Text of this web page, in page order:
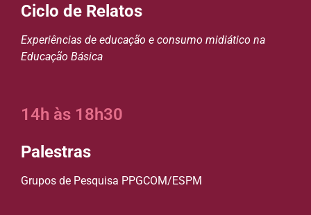
Ciclo de Relatos
Experiências de educação e consumo midiático na
Educação Básica
14h às 18h30
Palestras
Grupos de Pesquisa PPGCOM/ESPM